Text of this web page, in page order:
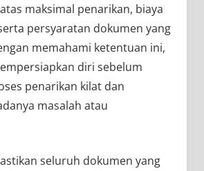
maksimal penarikan, biaya
persyaratan dokumen yang
memahami ketentuan ini,
diri sebelum
penarikan kilat dan
masalah atau
seluruh dokumen yang